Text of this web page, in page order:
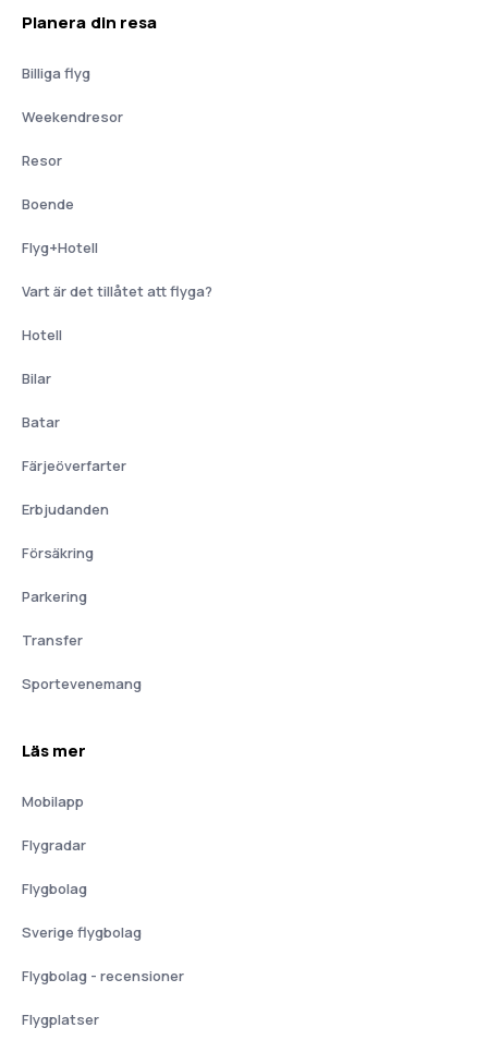
Planera din resa
Billiga flyg
Weekendresor
Resor
Boende
Flyg+Hotell
Vart är det tillåtet att flyga?
Hotell
Bilar
Batar
Färjeöverfarter
Erbjudanden
Försäkring
Parkering
Transfer
Sportevenemang
Läs mer
Mobilapp
Flygradar
Flygbolag
Sverige flygbolag
Flygbolag - recensioner
Flygplatser